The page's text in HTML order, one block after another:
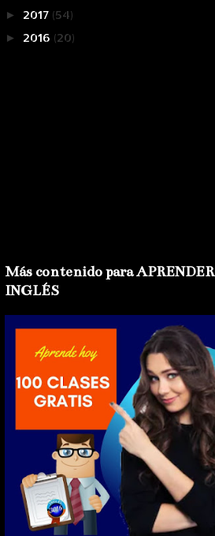
► 2017 (54)
► 2016 (20)
Más contenido para APRENDER
INGLÉS